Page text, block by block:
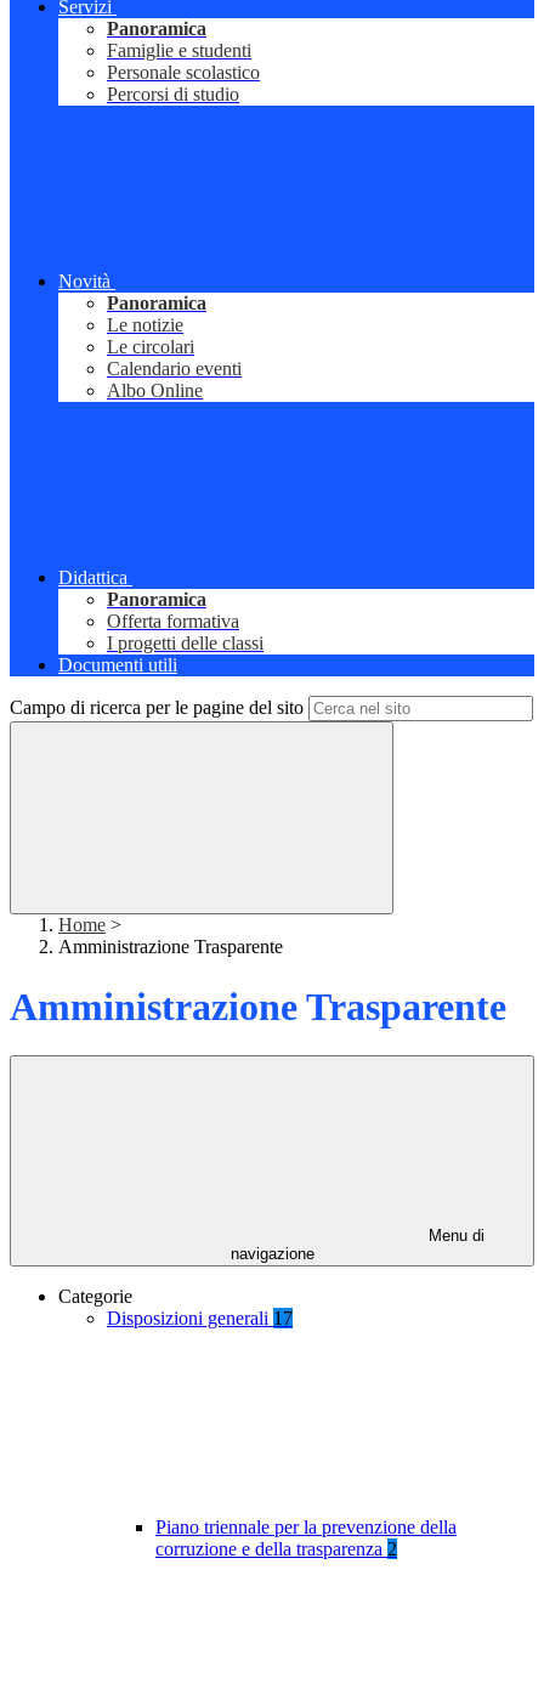
Servizi
Panoramica
Famiglie e studenti
Personale scolastico
Percorsi di studio
Novità
Panoramica
Le notizie
Le circolari
Calendario eventi
Albo Online
Didattica
Panoramica
Offerta formativa
I progetti delle classi
Documenti utili
Campo di ricerca per le pagine del sito
Home >
Amministrazione Trasparente
Amministrazione Trasparente
Menu di
navigazione
Categorie
Disposizioni generali 17
Piano triennale per la prevenzione della
corruzione e della trasparenza 2